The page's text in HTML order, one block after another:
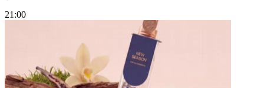
21:00